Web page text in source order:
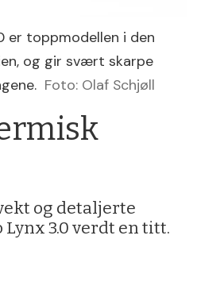
er toppmodellen i den
og gir svært skarpe
Foto: Olaf Schjøll
og detaljerte
3.0 verdt en titt.